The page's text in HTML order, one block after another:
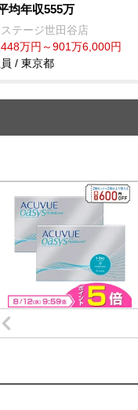
均年収555万
テージ世田谷店
万円～901万6,000円
/ 東京都